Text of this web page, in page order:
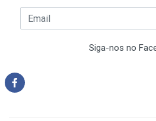
Siga-nos no